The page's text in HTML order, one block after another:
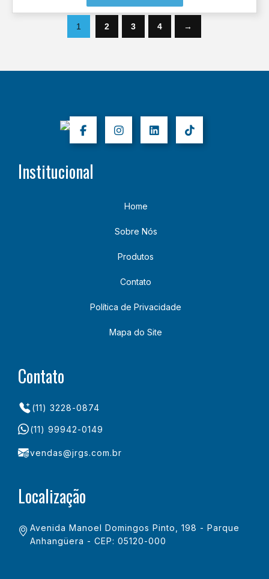
1 2 3 4 →
Institucional
Home
Sobre Nós
Produtos
Contato
Política de Privacidade
Mapa do Site
Contato
(11) 3228-0874
(11) 99942-0149
vendas@jrgs.com.br
Localização
Avenida Manoel Domingos Pinto, 198 - Parque
Anhangüera - CEP: 05120-000